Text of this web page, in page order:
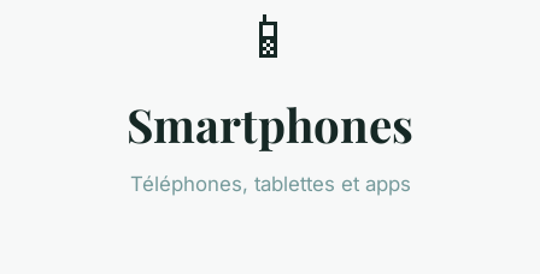
📱
Smartphones
Téléphones, tablettes et apps